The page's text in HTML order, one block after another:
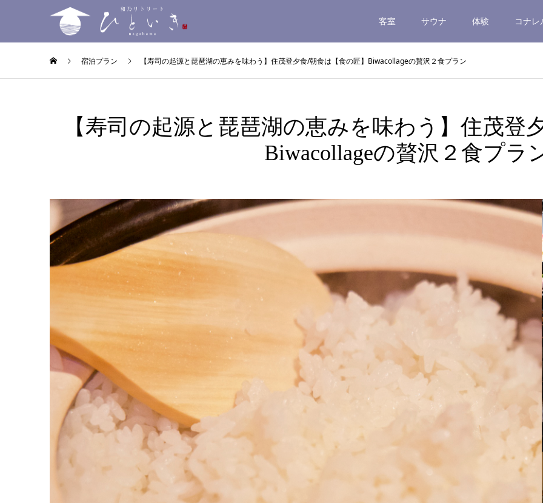
客室 サウナ 体験 コナレ
宿泊プラン 【寿司の起源と琵琶湖の恵みを味わう】住茂登夕食/朝食は【食の匠】Biwacollageの贅沢２食プラン
【寿司の起源と琵琶湖の恵みを味わう】住茂登
Biwacollageの贅沢２食プラ